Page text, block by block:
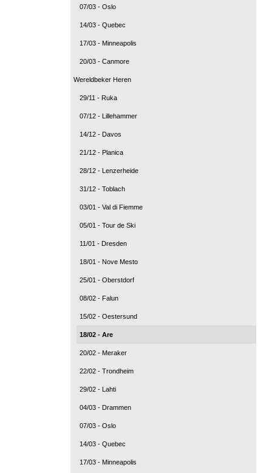
07/03 - Oslo
14/03 - Quebec
17/03 - Minneapolis
20/03 - Canmore
Wereldbeker Heren
29/11 - Ruka
07/12 - Lillehammer
14/12 - Davos
21/12 - Planica
28/12 - Lenzerheide
31/12 - Toblach
03/01 - Val di Fiemme
05/01 - Tour de Ski
11/01 - Dresden
18/01 - Nove Mesto
25/01 - Oberstdorf
08/02 - Falun
15/02 - Oestersund
18/02 - Are
20/02 - Meraker
22/02 - Trondheim
29/02 - Lahti
04/03 - Drammen
07/03 - Oslo
14/03 - Quebec
17/03 - Minneapolis